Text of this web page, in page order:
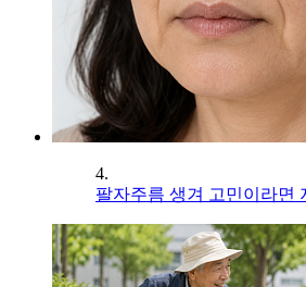
4.
팔자주름 생겨 고민이라면